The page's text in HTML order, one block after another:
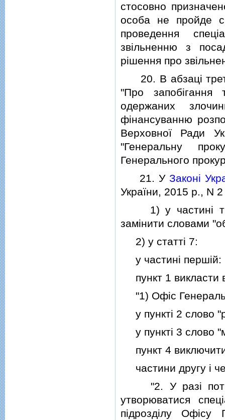
стосовно
особа не пройде
проведення
звiльненню з
рiшення про
20. В абзацi
"Про запобiгання
одержаних
фiнансуванню
Верховної Ради
"Генеральну
Генерального
21. У Законi
України, 2015 р., N
1) у частинi
замiнити словами
2) у статтi 7:
у частинi першiй:
пункт 1 викласти
"1) Офiс
у пунктi 2 слово
у пунктi 3 слово
пункт 4
частини другу i
"2. У разi
утворюватися
пiдроздiлу Офiсу